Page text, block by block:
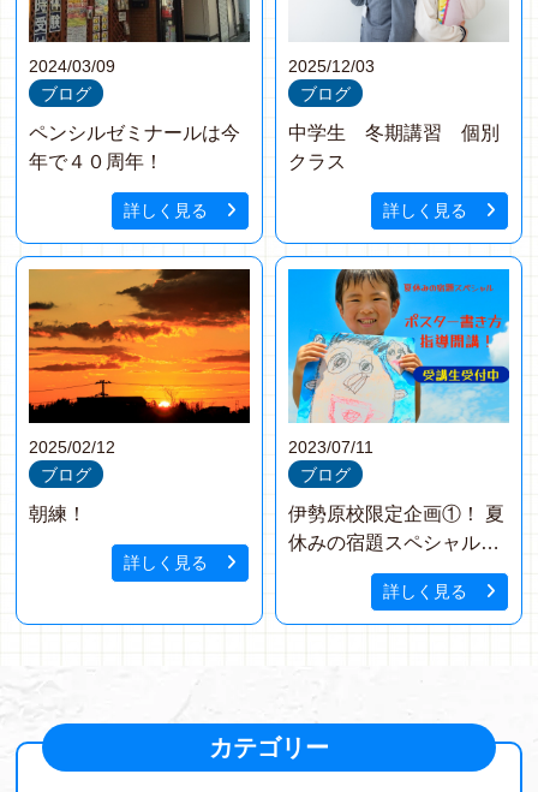
2024/03/09
ブログ
ペンシルゼミナールは今
年で４０周年！
詳しく見る
2025/12/03
ブログ
中学生 冬期講習 個別
クラス
詳しく見る
2025/02/12
ブログ
朝練！
詳しく見る
2023/07/11
ブログ
伊勢原校限定企画①！ 夏
休みの宿題スペシャル
詳しく見る
カテゴリー